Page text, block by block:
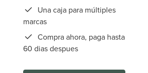
Una caja para múltiples
marcas
Compra ahora, paga hasta
60 dias despues